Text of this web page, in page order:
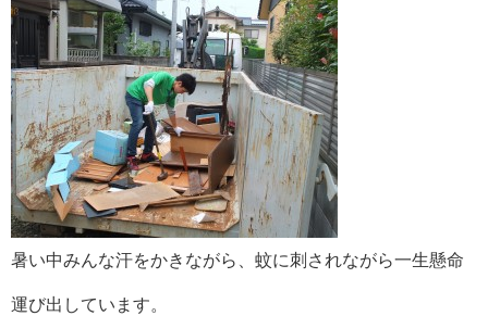
暑い中みんな汗をかきながら、蚊に刺されながら一生懸命
運び出しています。